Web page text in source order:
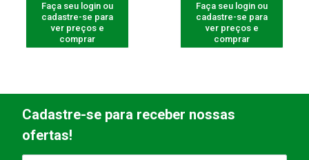
Faça seu login ou
cadastre-se para
ver preços e
comprar
Faça seu login ou
cadastre-se para
ver preços e
comprar
Cadastre-se para receber nossas
ofertas!